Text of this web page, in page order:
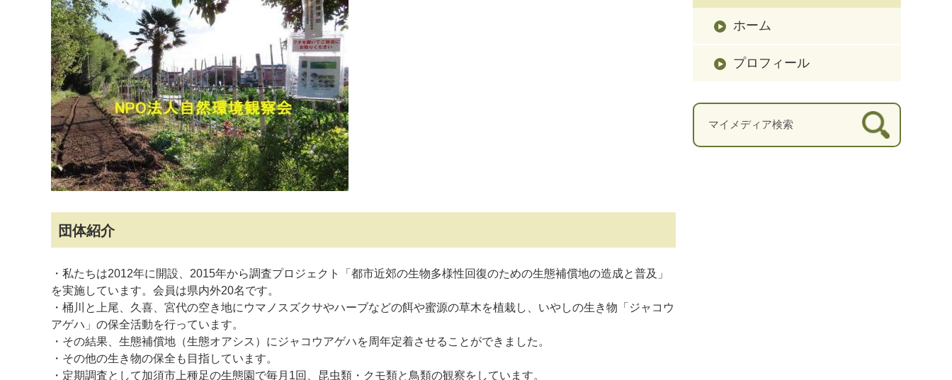
団体紹介
・私たちは2012年に開設、2015年から調査プロジェクト「都市近郊の生物多様性回復のための生態補償地の造成と普及」
を実施しています。会員は県内外20名です。
・桶川と上尾、久喜、宮代の空き地にウマノスズクサやハーブなどの餌や蜜源の草木を植栽し、いやしの生き物「ジャコウ
アゲハ」の保全活動を行っています。
・その結果、生態補償地（生態オアシス）にジャコウアゲハを周年定着させることができました。
・その他の生き物の保全も目指しています。
・定期調査として加須市上種足の生態園で毎月1回、昆虫類・クモ類と鳥類の観察をしています。
ホーム
プロフィール
マイメディア検索